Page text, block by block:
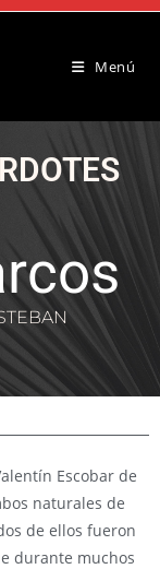
Menú
Escobar de
naturales de
de ellos fueron
durante muchos